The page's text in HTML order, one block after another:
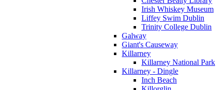
Irish Whiskey Museum
Liffey Swim Dublin
Trinity College Dublin
Galway
Giant's Causeway
Killarney
Killarney National Park
Killarney - Dingle
Inch Beach